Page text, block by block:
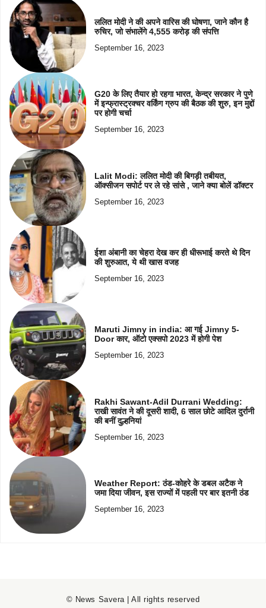
ललित मोदी ने की अपने वारिस की घोषणा, जाने कौन है
रुचिर, जो संभालेंगे 4,555 करोड़ की संपत्ति
September 16, 2023
G20 के लिए तैयार हो रहगा भारत, केन्द्र सरकार ने पुणे
में इन्फ्रास्ट्रक्चर वर्किंग ग्रुप की बैठक की शुरु, इन मुद्दों
पर होगी चर्चा
September 16, 2023
Lalit Modi: ललित मोदी की बिगड़ी तबीयत,
ऑक्सीजन सपोर्ट पर ले रहे सांसे , जाने क्या बोलें डॉक्टर
September 16, 2023
ईशा अंबानी का चेहरा देख कर ही धीरूभाई करते थे दिन
की शुरुआत, ये थी खास वजह
September 16, 2023
Maruti Jimny in india: आ गई Jimny 5-
Door कार, ऑटो एक्सपो 2023 में होगी पेश
September 16, 2023
Rakhi Sawant-Adil Durrani Wedding:
राखी सावंत ने की दूसरी शादी, 6 साल छोटे आदिल दुर्रानी
की बनीं दुल्हनियां
September 16, 2023
Weather Report: ठंड-कोहरे के डबल अटैक ने
जमा दिया जीवन, इस राज्यों में पहली पर बार इतनी ठंड
September 16, 2023
© News Savera | All rights reserved